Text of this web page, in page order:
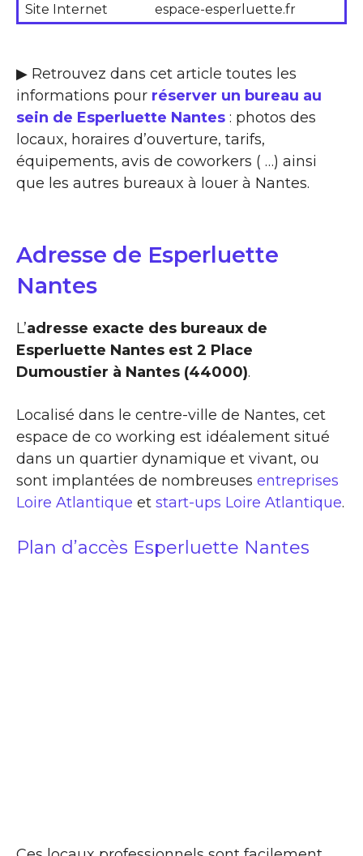
Site Internet
espace-esperluette.fr
▶ Retrouvez dans cet article toutes les
informations pour réserver un bureau au
sein de Esperluette Nantes : photos des
locaux, horaires d’ouverture, tarifs,
équipements, avis de coworkers ( …) ainsi
que les autres bureaux à louer à Nantes.
Adresse de Esperluette
Nantes
L’adresse exacte des bureaux de
Esperluette Nantes est 2 Place
Dumoustier à Nantes (44000).
Localisé dans le centre-ville de Nantes, cet
espace de co working est idéalement situé
dans un quartier dynamique et vivant, ou
sont implantées de nombreuses entreprises
Loire Atlantique et start-ups Loire Atlantique.
Plan d’accès Esperluette Nantes